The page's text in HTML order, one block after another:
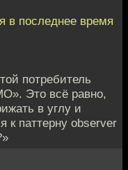
в последнее время
потребитель
Это всё равно,
в углу и
к паттерну observer